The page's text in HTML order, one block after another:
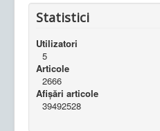
Statistici
Utilizatori
5
Articole
2666
Afișări articole
39492528